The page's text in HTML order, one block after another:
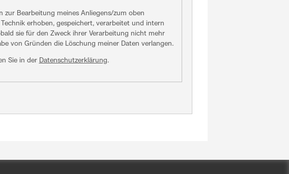
zur Bearbeitung meines Anliegens/zum oben
erhoben, gespeichert, verarbeitet und intern
sie für den Zweck ihrer Verarbeitung nicht mehr
von Gründen die Löschung meiner Daten verlangen.
Sie in der Datenschutzerklärung.